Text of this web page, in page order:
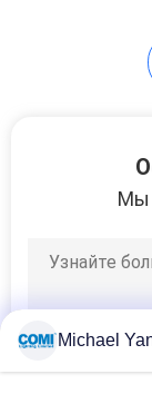
Мы
Michael